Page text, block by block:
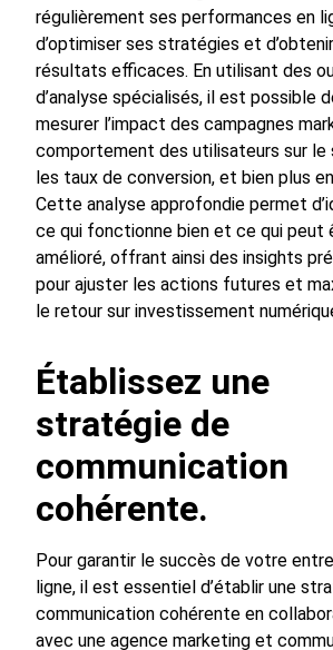
régulièrement ses performances en
d’optimiser ses stratégies et
résultats efficaces. En utilisant des
d’analyse spécialisés, il est possible
mesurer l’impact des campagnes
comportement des utilisateurs sur le
les taux de conversion, et bien plus
Cette analyse approfondie permet
ce qui fonctionne bien et ce qui peut
amélioré, offrant ainsi des insights
pour ajuster les actions futures et
le retour sur investissement
Établissez une
stratégie de
communication
cohérente.
Pour garantir le succès de votre
ligne, il est essentiel d’établir une
communication cohérente en
avec une agence marketing et